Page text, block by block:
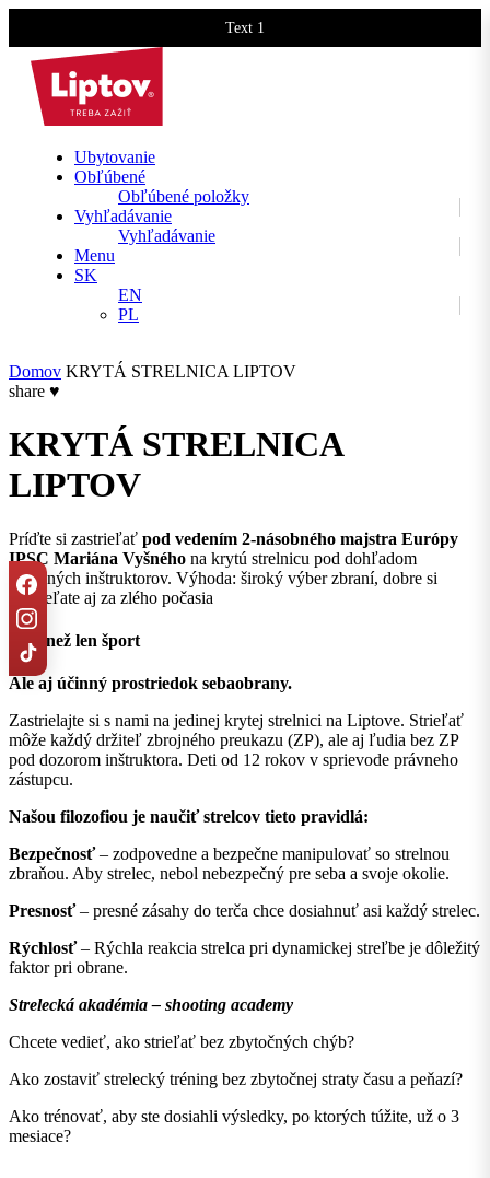
Text 1
Ubytovanie
Obľúbené
Obľúbené položky
Vyhľadávanie
Vyhľadávanie
Menu
SK
EN
PL
Domov KRYTÁ STRELNICA LIPTOV
share ♥
KRYTÁ STRELNICA
LIPTOV
Príďte si zastrieľať pod vedením 2-násobného majstra Európy
IPSC Mariána Vyšného na krytú strelnicu pod dohľadom
skúsených inštruktorov. Výhoda: široký výber zbraní, dobre si
zastrieľate aj za zlého počasia
Viac než len šport
Ale aj účinný prostriedok sebaobrany.
Zastrielajte si s nami na jedinej krytej strelnici na Liptove. Strieľať
môže každý držiteľ zbrojného preukazu (ZP), ale aj ľudia bez ZP
pod dozorom inštruktora. Deti od 12 rokov v sprievode právneho
zástupcu.
Našou filozofiou je naučiť strelcov tieto pravidlá:
Bezpečnosť– zodpovedne a bezpečne manipulovať so strelnou
zbraňou. Aby strelec, nebol nebezpečný pre seba a svoje okolie.
Presnosť– presné zásahy do terča chce dosiahnuť asi každý strelec.
Rýchlosť– Rýchla reakcia strelca pri dynamickej streľbe je dôležitý
faktor pri obrane.
Strelecká akadémia – shooting academy
Chcete vedieť, ako strieľať bez zbytočných chýb?
Ako zostaviť strelecký tréning bez zbytočnej straty času a peňazí?
Ako trénovať, aby ste dosiahli výsledky, po ktorých túžite, už o 3
mesiace?